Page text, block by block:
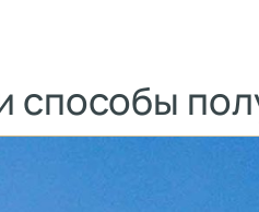
способы